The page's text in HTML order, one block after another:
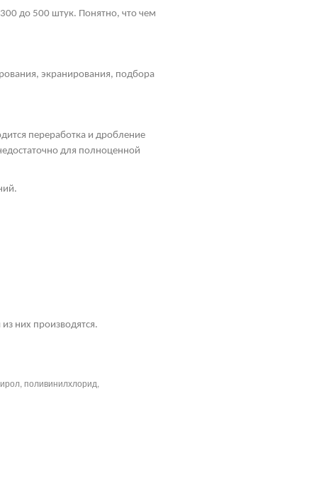
до 500 штук. Понятно, что чем
экранирования, подбора
переработка и дробление
для полноценной
них производятся.
поливинилхлорид,